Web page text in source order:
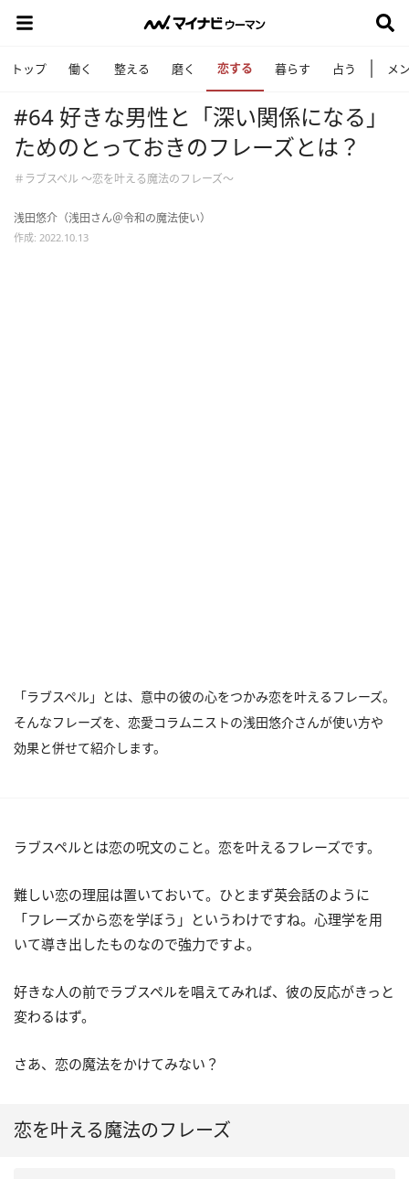
トップ 働く 整える 磨く 恋する 暮らす 占う メ
#64 好きな男性と「深い関係になる」
ためのとっておきのフレーズとは？
＃ラブスペル ～恋を叶える魔法のフレーズ～
浅田悠介（浅田さん＠令和の魔法使い）
作成: 2022.10.13
「ラブスペル」とは、意中の彼の心をつかみ恋を叶えるフレーズ。
そんなフレーズを、恋愛コラムニストの浅田悠介さんが使い方や
効果と併せて紹介します。
ラブスペルとは恋の呪文のこと。恋を叶えるフレーズです。
難しい恋の理屈は置いておいて。ひとまず英会話のように
「フレーズから恋を学ぼう」というわけですね。心理学を用
いて導き出したものなので強力ですよ。
好きな人の前でラブスペルを唱えてみれば、彼の反応がきっと
変わるはず。
さあ、恋の魔法をかけてみない？
恋を叶える魔法のフレーズ